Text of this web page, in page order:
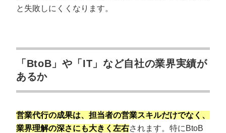
と失敗しにくくなります。
「BtoB」や「IT」など自社の業界実績が
あるか
営業代行の成果は、担当者の営業スキルだけでなく、
業界理解の深さにも大きく左右されます。特にBtoB